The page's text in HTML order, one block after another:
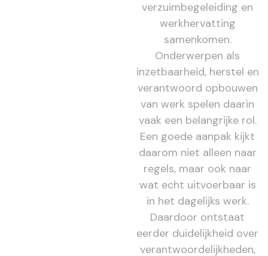
verzuimbegeleiding en
werkhervatting
samenkomen.
Onderwerpen als
inzetbaarheid, herstel en
verantwoord opbouwen
van werk spelen daarin
vaak een belangrijke rol.
Een goede aanpak kijkt
daarom niet alleen naar
regels, maar ook naar
wat echt uitvoerbaar is
in het dagelijks werk.
Daardoor ontstaat
eerder duidelijkheid over
verantwoordelijkheden,